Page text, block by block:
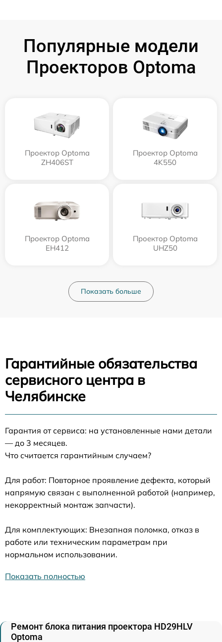
Популярные модели
Проекторов Optoma
Проектор Optoma
ZH406ST
Проектор Optoma
4K550
Проектор Optoma
EH412
Проектор Optoma
UHZ50
Показать больше
Гарантийные обязательства
сервисного центра в
Челябинске
Гарантия от сервиса: на установленные нами детали
— до 3 месяцев.
Что считается гарантийным случаем?
Для работ: Повторное проявление дефекта, который
напрямую связан с выполненной работой (например,
некорректный монтаж запчасти).
Для комплектующих: Внезапная поломка, отказ в
работе или техническим параметрам при
нормальном использовании.
Показать полностью
Ремонт блока питания проектора HD29HLV
Optoma